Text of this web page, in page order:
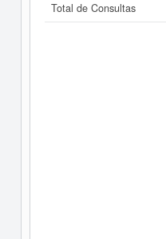
Total de Consultas